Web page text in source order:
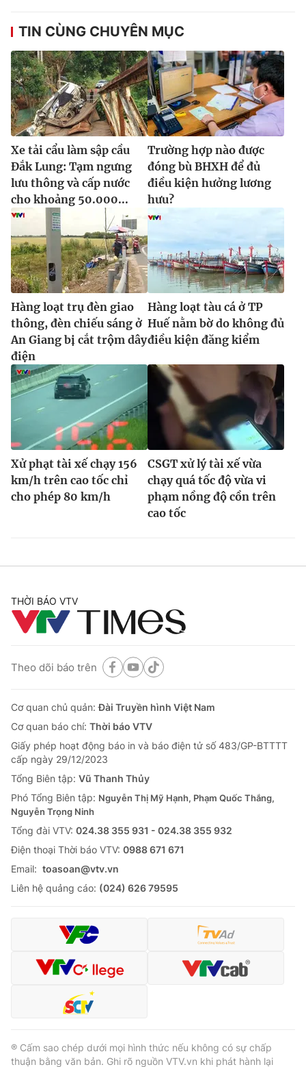
TIN CÙNG CHUYÊN MỤC
Xe tải cẩu làm sập cầu
Đắk Lung: Tạm ngưng
lưu thông và cấp nước
cho khoảng 50.000...
Trường hợp nào được
đóng bù BHXH để đủ
điều kiện hưởng lương
hưu?
Hàng loạt trụ đèn giao
thông, đèn chiếu sáng ở
An Giang bị cắt trộm dây
điện
Hàng loạt tàu cá ở TP
Huế nằm bờ do không đủ
điều kiện đăng kiểm
Xử phạt tài xế chạy 156
km/h trên cao tốc chỉ
cho phép 80 km/h
CSGT xử lý tài xế vừa
chạy quá tốc độ vừa vi
phạm nồng độ cồn trên
cao tốc
THỜI BÁO VTV
Theo dõi báo trên
Cơ quan chủ quản:Đài Truyền hình Việt Nam
Cơ quan báo chí: Thời báo VTV
Giấy phép hoạt động báo in và báo điện tử số 483/GP-BTTTT
cấp ngày 29/12/2023
Tổng Biên tập: Vũ Thanh Thủy
Phó Tổng Biên tập: Nguyễn Thị Mỹ Hạnh, Phạm Quốc Thắng,
Nguyễn Trọng Ninh
Tổng đài VTV: 024.38 355 931 - 024.38 355 932
Ðiện thoại Thời báo VTV: 0988 671 671
Email: toasoan@vtv.vn
Liên hệ quảng cáo: (024) 626 79595
® Cấm sao chép dưới mọi hình thức nếu không có sự chấp
thuận bằng văn bản. Ghi rõ nguồn VTV.vn khi phát hành lại